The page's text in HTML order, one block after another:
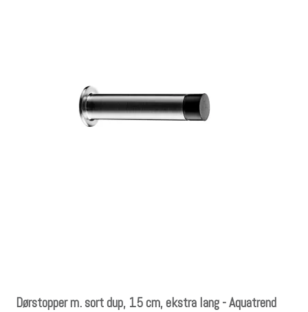
Dørstopper m. sort dup, 15 cm, ekstra lang - Aquatrend